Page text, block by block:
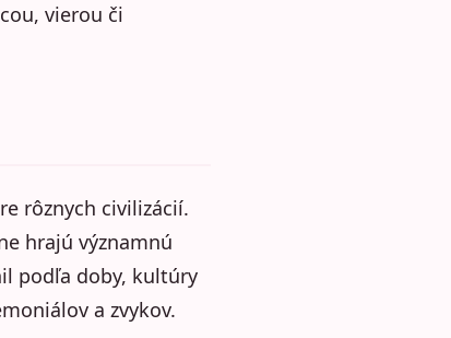
vierou či
rôznych civilizácií.
hrajú významnú
podľa doby, kultúry
a zvykov.